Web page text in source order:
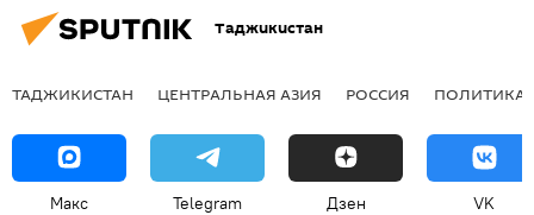
Таджикистан
ТАДЖИКИСТАН ЦЕНТРАЛЬНАЯ АЗИЯ РОССИЯ ПОЛИТИКА
Макс Telegram Дзен VK